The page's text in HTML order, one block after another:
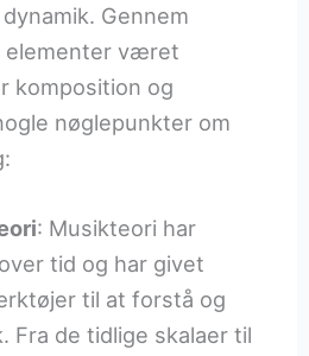
Gennem
elementer været
komposition og
nøglepunkter om
: Musikteori har
tid og har givet
til at forstå og
Fra de tidlige skalaer til